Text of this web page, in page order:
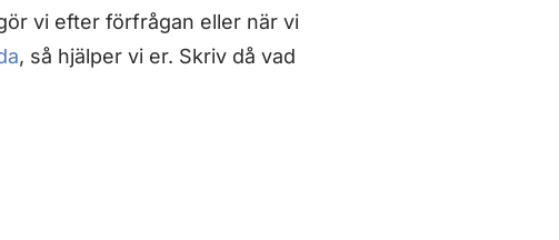
vi efter förfrågan eller när vi
, så hjälper vi er. Skriv då vad